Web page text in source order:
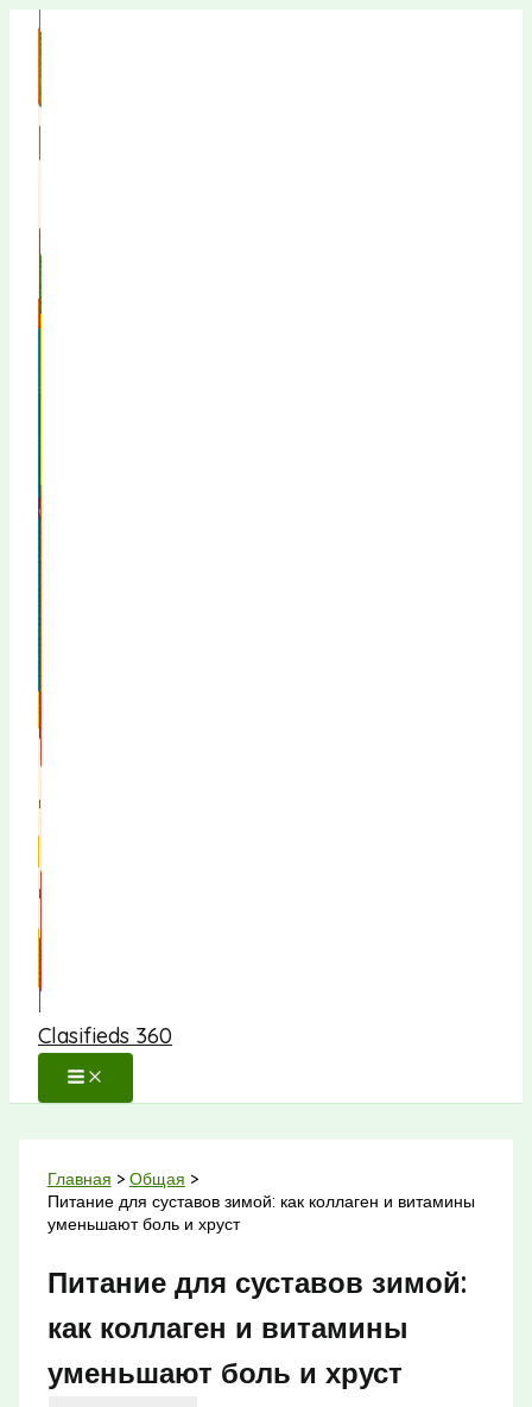
содержимому
Clasifieds 360
Главная
Общая
Питание для суставов зимой: как коллаген и витамины
уменьшают боль и хруст
Питание для суставов зимой:
как коллаген и витамины
уменьшают боль и хруст